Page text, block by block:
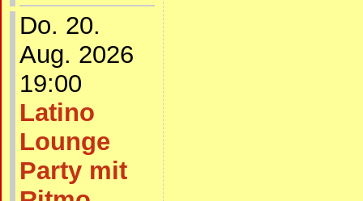
Do. 20.
Aug. 2026
19:00
Latino
Lounge
Party mit